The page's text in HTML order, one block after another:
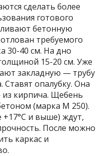
сделать более
готового
бетонную
требуемого
30-40 см. На дно
15-20 см. Уже
закладную — трубу
Ставят опалубку. Она
кирпича. Щебень
(марка М 250).
и выше) ждут,
После можно
каркас и